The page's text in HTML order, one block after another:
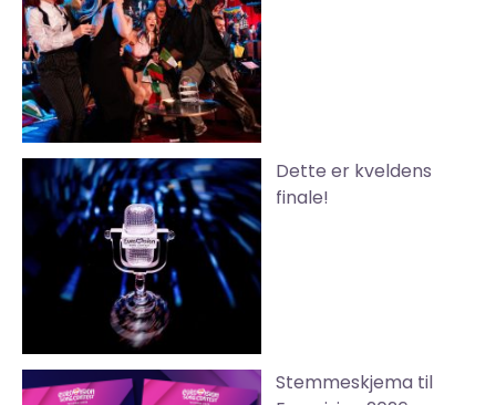
Dette er kveldens
finale!
Stemmeskjema til